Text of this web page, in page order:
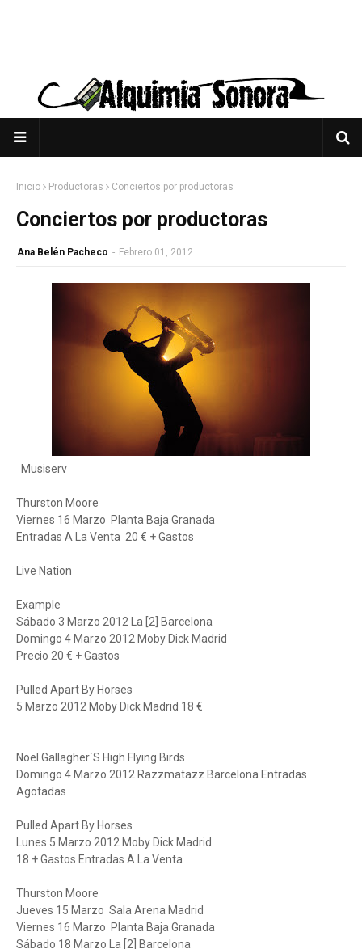
Inicio Productoras Conciertos por productoras
Conciertos por productoras
Ana Belén Pacheco - Febrero 01, 2012
Musiserv
Thurston Moore
Viernes 16 Marzo Planta Baja Granada
Entradas A La Venta 20 € + Gastos
Live Nation
Example
Sábado 3 Marzo 2012 La [2] Barcelona
Domingo 4 Marzo 2012 Moby Dick Madrid
Precio 20 € + Gastos
Pulled Apart By Horses
5 Marzo 2012 Moby Dick Madrid 18 €
Noel Gallagher´S High Flying Birds
Domingo 4 Marzo 2012 Razzmatazz Barcelona Entradas
Agotadas
Pulled Apart By Horses
Lunes 5 Marzo 2012 Moby Dick Madrid
18 + Gastos Entradas A La Venta
Thurston Moore
Jueves 15 Marzo Sala Arena Madrid
Viernes 16 Marzo Planta Baja Granada
Sábado 18 Marzo La [2] Barcelona